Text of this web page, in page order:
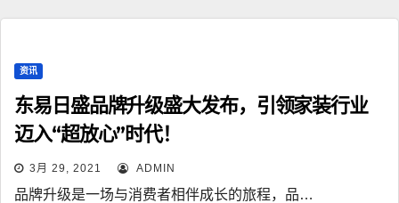
资讯
东易日盛品牌升级盛大发布，引领家装行业
迈入“超放心”时代！
3月 29, 2021 ADMIN
品牌升级是一场与消费者相伴成长的旅程，品…